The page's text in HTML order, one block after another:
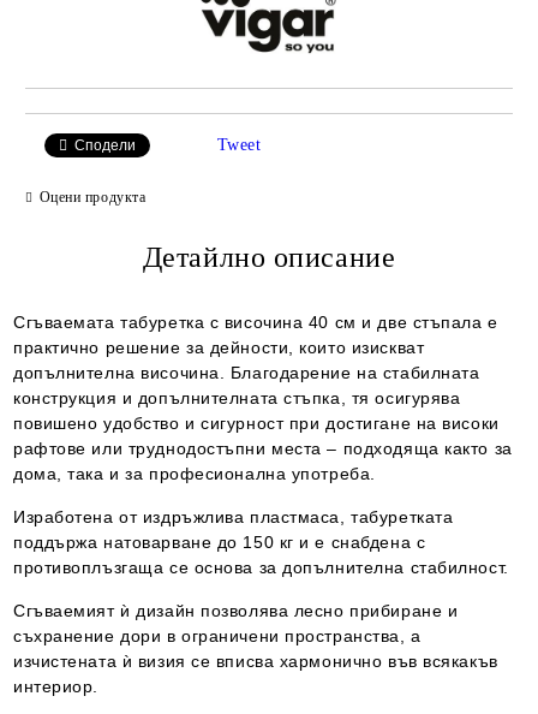
Сподели Tweet
Оцени продукта
Детайлно описание
Сгъваемата табуретка с височина 40 см и две стъпала е
практично решение за дейности, които изискват
допълнителна височина. Благодарение на стабилната
конструкция и допълнителната стъпка, тя осигурява
повишено удобство и сигурност при достигане на високи
рафтове или труднодостъпни места – подходяща както за
дома, така и за професионална употреба.
Изработена от издръжлива пластмаса, табуретката
поддържа натоварване до 150 кг и е снабдена с
противоплъзгаща се основа за допълнителна стабилност.
Сгъваемият ѝ дизайн позволява лесно прибиране и
съхранение дори в ограничени пространства, а
изчистената ѝ визия се вписва хармонично във всякакъв
интериор.